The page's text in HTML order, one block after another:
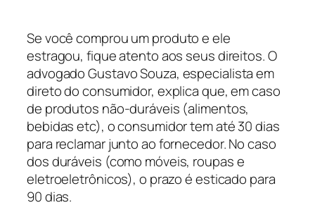
Se você comprou um produto e ele
estragou, fique atento aos seus direitos. O
advogado Gustavo Souza, especialista em
direto do consumidor, explica que, em caso
de produtos não-duráveis (alimentos,
bebidas etc), o consumidor tem até 30 dias
para reclamar junto ao fornecedor. No caso
dos duráveis (como móveis, roupas e
eletroeletrônicos), o prazo é esticado para
90 dias.